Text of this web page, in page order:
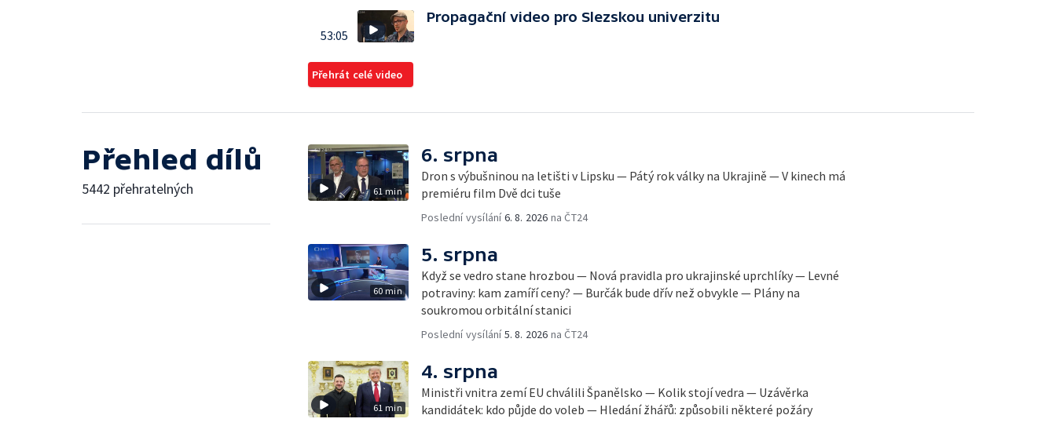
53:05
Propagační video pro Slezskou univerzitu
Přehrát celé video
Přehled dílů
5442 přehratelných 61 min
6. srpna
Dron s výbušninou na letišti v Lipsku — Pátý rok války na Ukrajině — V kinech má
premiéru film Dvě dci tuše
Poslední vysílání6. 8. 2026 na ČT24
60 min
5. srpna
Když se vedro stane hrozbou — Nová pravidla pro ukrajinské uprchlíky — Levné
potraviny: kam zamíří ceny? — Burčák bude dřív než obvykle — Plány na
soukromou orbitální stanici
Poslední vysílání5. 8. 2026 na ČT24
61 min
4. srpna
Ministři vnitra zemí EU chválili Španělsko — Kolik stojí vedra — Uzávěrka
kandidátek: kdo půjde do voleb — Hledání žhářů: způsobili některé požáry